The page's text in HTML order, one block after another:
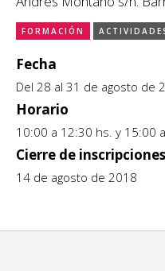
Infantil y Juvenil
Letras
Medio Ambiente
Música
Sin categoría
FORMACIÓN
Fecha
Del 28 al 31 de agosto de
Horario
10:00 a 12:30 hs. y 15:00
Cierre de inscripciones
14 de agosto de 2018